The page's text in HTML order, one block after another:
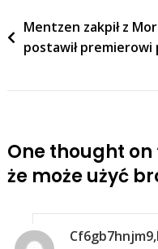
Nawigacja
wpisu
Mentzen zakpił z
postawił premierowi
One thought on
że może użyć